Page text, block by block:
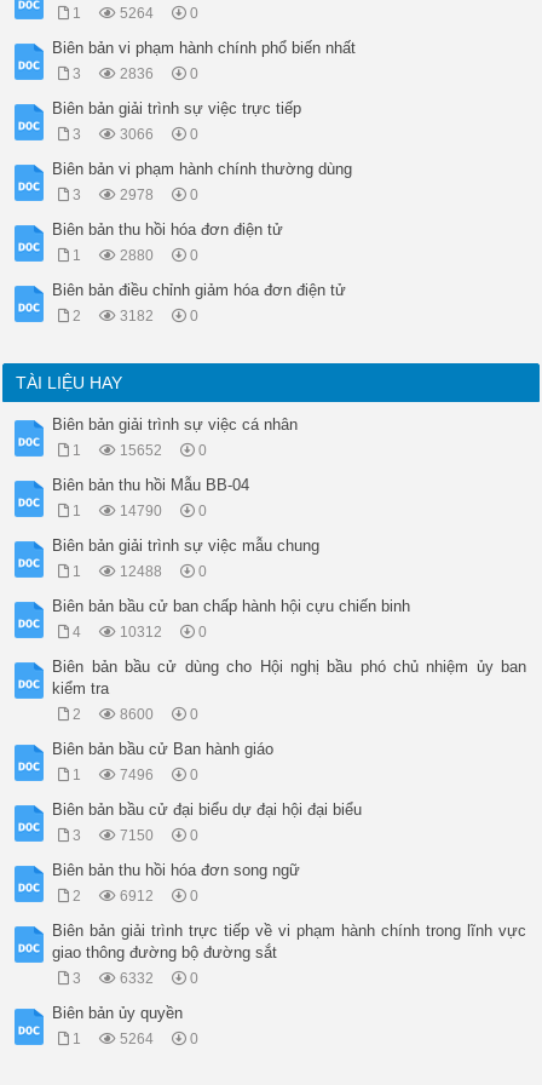
STT
Số phiếu
Tỷ lệ
STT
Họ và tên
Tỷ lệ
Biên bản này được lập thành 03 bản, thông qua Đại hội
(Ký và ghi rõ họ tên)
BAN KIỂM PHIẾU
1 5264 0
Biên bản vi phạm hành chính phổ biến nhất
3 2836 0
Biên bản giải trình sự việc trực tiếp
3 3066 0
Biên bản vi phạm hành chính thường dùng
3 2978 0
Biên bản thu hồi hóa đơn điện tử
1 2880 0
Biên bản điều chỉnh giảm hóa đơn điện tử
2 3182 0
TÀI LIỆU HAY
Biên bản giải trình sự việc cá nhân
1 15652 0
Biên bản thu hồi Mẫu BB-04
1 14790 0
Biên bản giải trình sự việc mẫu chung
1 12488 0
Biên bản bầu cử ban chấp hành hội cựu chiến binh
4 10312 0
Biên bản bầu cử dùng cho Hội nghị bầu phó chủ nhiệm ủy ban
kiểm tra
2 8600 0
Biên bản bầu cử Ban hành giáo
1 7496 0
Biên bản bầu cử đại biểu dự đại hội đại biểu
3 7150 0
Biên bản thu hồi hóa đơn song ngữ
2 6912 0
Biên bản giải trình trực tiếp về vi phạm hành chính trong lĩnh vực
giao thông đường bộ đường sắt
3 6332 0
Biên bản ủy quyền
1 5264 0